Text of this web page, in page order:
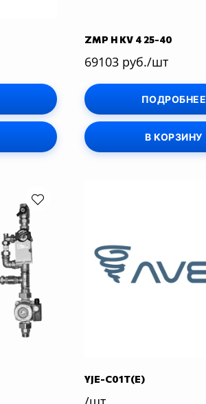
ZMP H KV 4 25-40
69103 руб./шт
ПОДРОБНЕЕ
В КОРЗИНУ
YJE-C01T(Е)